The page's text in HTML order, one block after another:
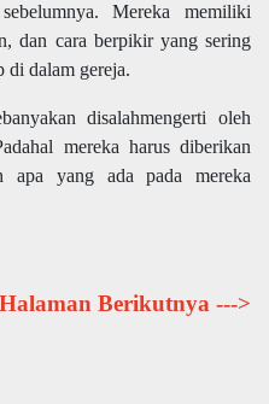
Mereka memiliki
dan cara berpikir yang sering
di dalam gereja.
disalahmengerti oleh
mereka harus diberikan
apa yang ada pada mereka
Berikutnya --->